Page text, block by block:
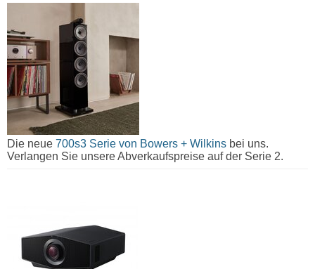
Die neue 700s3 Serie von Bowers + Wilkins bei uns.
Verlangen Sie unsere Abverkaufspreise auf der Serie 2.